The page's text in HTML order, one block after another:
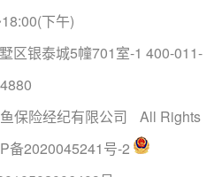
下午)
区银泰城5幢701室-1 400-011-
4880
保险经纪有限公司
All Rights
备2020045241号-2